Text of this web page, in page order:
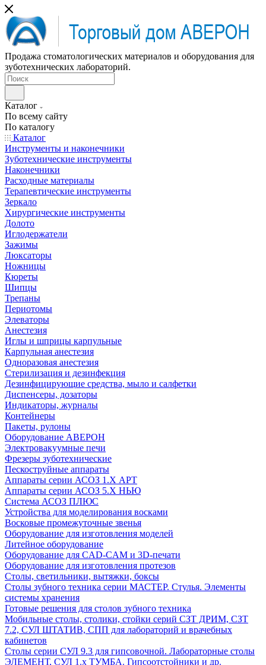
Продажа стоматологических материалов и оборудования для
зуботехнических лабораторий.
Каталог
По всему сайту
По каталогу
Каталог
Инструменты и наконечники
Зуботехнические инструменты
Наконечники
Расходные материалы
Терапевтические инструменты
Зеркало
Хирургические инструменты
Долото
Иглодержатели
Зажимы
Люксаторы
Ножницы
Кюреты
Шипцы
Трепаны
Периотомы
Элеваторы
Анестезия
Иглы и шприцы карпульные
Карпульная анестезия
Одноразовая анестезия
Стерилизация и дезинфекция
Дезинфицирующие средства, мыло и салфетки
Диспенсеры, дозаторы
Индикаторы, журналы
Контейнеры
Пакеты, рулоны
Оборудование АВЕРОН
Электровакуумные печи
Фрезеры зуботехнические
Пескоструйные аппараты
Аппараты серии АСОЗ 1.Х АРТ
Аппараты серии АСОЗ 5.Х НЬЮ
Система АСОЗ ПЛЮС
Устройства для моделирования восками
Восковые промежуточные звенья
Оборудование для изготовления моделей
Литейное оборудование
Оборудование для CAD-CAM и 3D-печати
Оборудование для изготовления протезов
Cтолы, светильники, вытяжки, боксы
Столы зубного техника серии МАСТЕР. Стулья. Элементы
системы хранения
Готовые решения для столов зубного техника
Мобильные столы, столики, стойки серий СЗТ ДРИМ, СЗТ
7.2, СУЛ ШТАТИВ, СПП для лабораторий и врачебных
кабинетов
Столы серии СУЛ 9.3 для гипсовочной. Лабораторные столы
ЭЛЕМЕНТ, СУЛ 1.х ТУМБА. Гипсоотстойники и др.